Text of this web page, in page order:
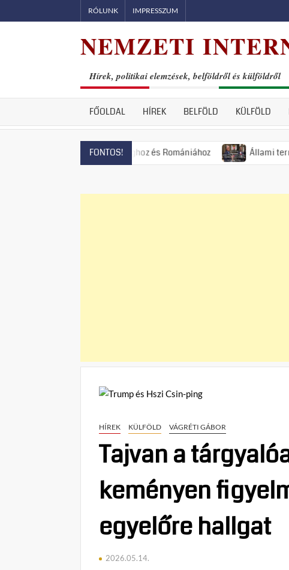
to
RÓLUNK IMPRESSZUM
NEMZETI
Hírek, politikai elemzések, belföldről és külföldről
FŐOLDAL HÍREK BELFÖLD KÜLFÖLD
FONTOS!
Magyarországhoz és Romániához Állami terror: elvitték
HÍREK KÜLFÖLD VÁGRÉTI GÁBOR
Tajvan a
keményen
egyelőre hallgat
2026.05.14.